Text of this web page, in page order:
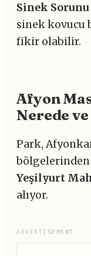
Sinek
sinek kovucu
fikir olabilir.
Afyon
Nerede
Park,
Yeşilyurt
alıyor.
ADVERTISEMENT